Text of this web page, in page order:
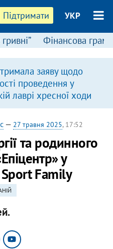
Підтримати УКР
Фінансова
заяву щодо
проведення у
лаврі хресної ходи
— 27 травня 2025, 17:52
та родинного
у
Family